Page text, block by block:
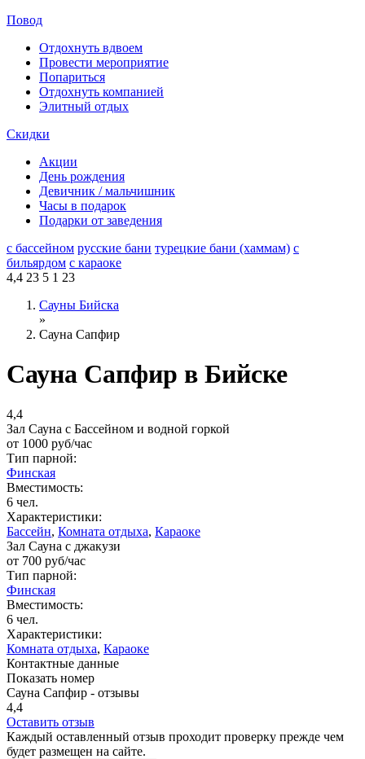
Повод
Отдохнуть вдвоем
Провести мероприятие
Попариться
Отдохнуть компанией
Элитный отдых
Скидки
Акции
День рождения
Девичник / мальчишник
Часы в подарок
Подарки от заведения
с бассейном русские бани турецкие бани (хаммам) с
бильярдом с караоке
4,4 23 5 1 23
Сауны Бийска
»
Сауна Сапфир
Сауна Сапфир в Бийске
4,4
Зал Сауна с Бассейном и водной горкой
от 1000 руб/час
Тип парной:
Финская
Вместимость:
6 чел.
Характеристики:
Бассейн, Комната отдыха, Караоке
Зал Сауна с джакузи
от 700 руб/час
Тип парной:
Финская
Вместимость:
6 чел.
Характеристики:
Комната отдыха, Караоке
Контактные данные
Показать номер
Сауна Сапфир - отзывы
4,4
Оставить отзыв
Каждый оставленный отзыв проходит проверку прежде чем
будет размещен на сайте.